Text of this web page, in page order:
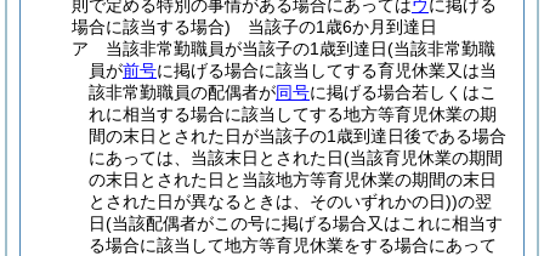
則で定める特別の事情がある場合にあってはウに掲げる
場合に該当する場合) 当該子の1歳6か月到達日
ア
当該非常勤職員が当該子の1歳到達日(当該非常勤職
員が前号に掲げる場合に該当してする育児休業又は当
該非常勤職員の配偶者が同号に掲げる場合若しくはこ
れに相当する場合に該当してする地方等育児休業の期
間の末日とされた日が当該子の1歳到達日後である場合
にあっては、当該末日とされた日(当該育児休業の期間
の末日とされた日と当該地方等育児休業の期間の末日
とされた日が異なるときは、そのいずれかの日))の翌
日(当該配偶者がこの号に掲げる場合又はこれに相当す
る場合に該当して地方等育児休業をする場合にあって